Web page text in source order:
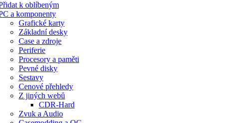
k oblíbeným
a komponenty
Grafické karty
Základní desky
Case a zdroje
Periferie
Procesory a paměti
Pevné disky
Sestavy
Cenové přehledy
Z jiných webů
CDR-Hard
Zvuk a Audio